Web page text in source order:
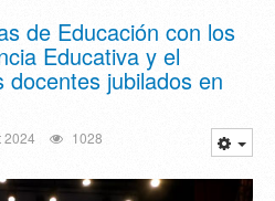
de Educación con los
Educativa y el
jubilados en
2024 1028